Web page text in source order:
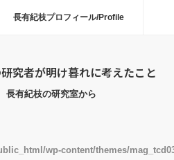
長有紀枝プロフィール/Profile
究者が明け暮れに考えたこと
長有紀枝の研究室から
wp-content/themes/